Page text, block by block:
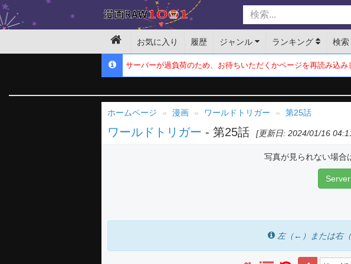
お気に入り 履歴 ジャンル ランキング 検索
サーバーが過負荷のため、お待ちいただくかページを再読み込み
ホームページ 漫画 ワールドトリガー 第25話
ワールドトリガー - 第25話 [更新日: 2024/01/16
写真が見られない場合
Server
左（←）または右